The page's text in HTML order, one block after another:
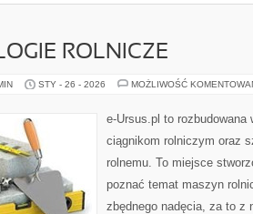
ROLNICZE
STY - 26 - 2026 MOŻLIWOŚĆ
e-Ursus.pl to rozbudowana
ciągnikom rolniczym oraz
rolnemu. To miejsce
poznać temat maszyn
zbędnego nadęcia, za to z